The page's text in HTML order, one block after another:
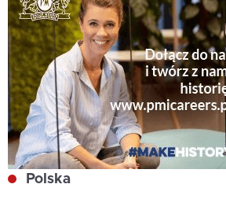
Polska